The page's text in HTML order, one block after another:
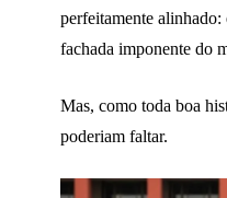
perfeitamente alinhado:
fachada imponente do
Mas, como toda boa
poderiam faltar.